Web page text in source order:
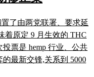
了由两党联署、要求延
着原定 9 月生效的 THC
票是 hemp 行业、公共
最新交锋,关系到 5000